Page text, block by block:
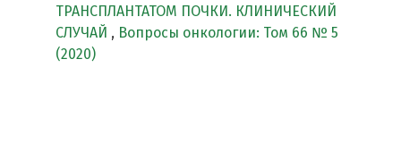
ТРАНСПЛАНТАТОМ ПОЧКИ. КЛИНИЧЕСКИЙ
СЛУЧАЙ , Вопросы онкологии: Том 66 № 5
(2020)